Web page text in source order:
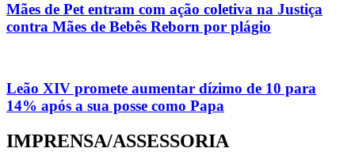
Mães de Pet entram com ação coletiva na Justiça
contra Mães de Bebês Reborn por plágio
Leão XIV promete aumentar dízimo de 10 para
14% após a sua posse como Papa
IMPRENSA/ASSESSORIA